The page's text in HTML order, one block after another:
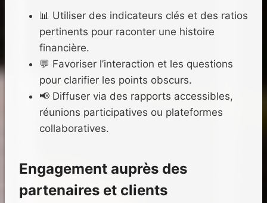
📊 Utiliser des indicateurs clés et des ratios
pertinents pour raconter une histoire
financière.
💬 Favoriser l’interaction et les questions
pour clarifier les points obscurs.
📢 Diffuser via des rapports accessibles,
réunions participatives ou plateformes
collaboratives.
Engagement auprès des
partenaires et clients